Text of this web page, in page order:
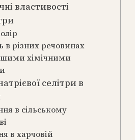
властивості
в різних речовинах
хімічними
селітри в
в сільському
в харчовій